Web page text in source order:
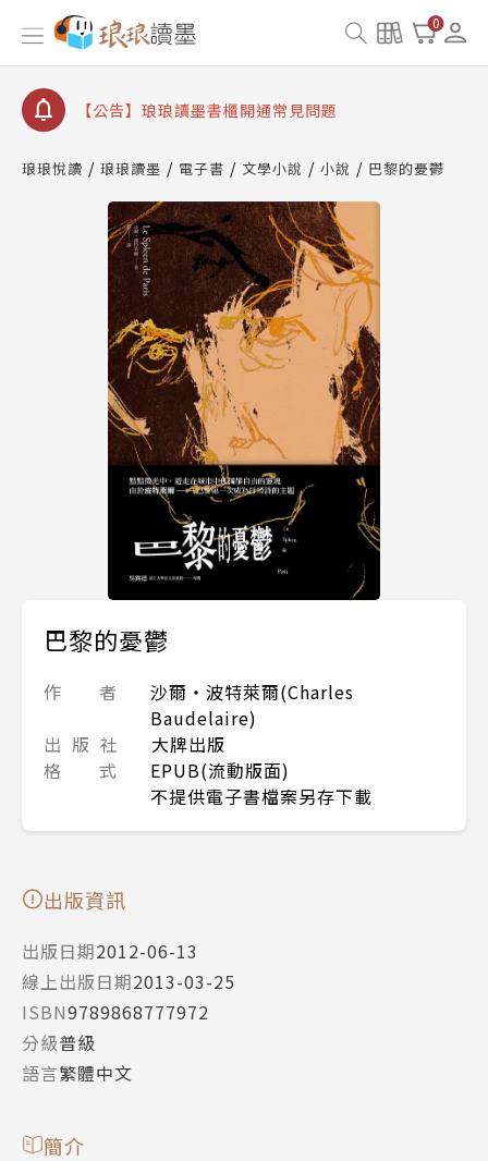
0
【公告】琅琅書店服務升級重要說明及資產合併結果
查詢
【公告】琅琅讀墨數位閱讀資產合併與書櫃開通申請
【公告】琅琅讀墨書櫃開通常見問題
請圖文教學
查詢
【公告】琅琅讀墨數位閱讀資產合併與書櫃開通申請
琅琅悅讀 琅琅讀墨 電子書 文學小說 小說 巴黎的憂鬱
巴黎的憂鬱
作 者
沙爾‧波特萊爾(Charles
Baudelaire)
出 版 社
大牌出版
格 式
EPUB(流動版面)
不提供電子書檔案另存下載
出版資訊
出版日期2012-06-13
線上出版日期2013-03-25
ISBN9789868777972
分級普級
語言繁體中文
簡介